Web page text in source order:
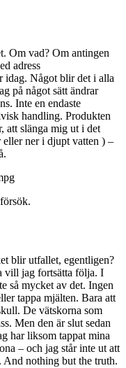
Om vad? Om antingen
adress
idag. Något blir det i alla
på något sätt ändrar
Inte en endaste
handling. Produkten
att slänga mig ut i det
eller ner i djupt vatten ) –
blir utfallet, egentligen?
vill jag fortsätta följa. I
så mycket av det. Ingen
tappa mjälten. Bara att
De vätskorna som
Men den är slut sedan
har liksom tappat mina
– och jag står inte ut att
And nothing but the truth.